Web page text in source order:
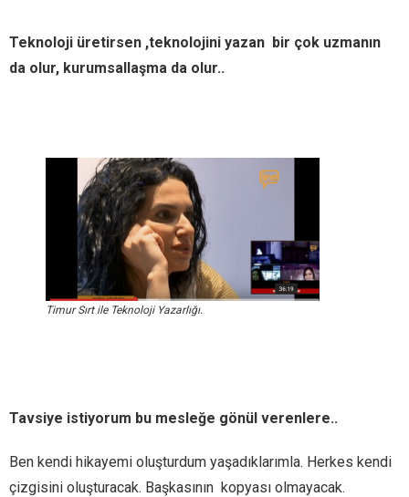
Teknoloji üretirsen ,teknolojini yazan bir çok uzmanın
da olur, kurumsallaşma da olur..
Timur Sırt ile Teknoloji Yazarlığı.
Tavsiye istiyorum bu mesleğe gönül verenlere..
Ben kendi hikayemi oluşturdum yaşadıklarımla. Herkes kendi
çizgisini oluşturacak. Başkasının kopyası olmayacak.